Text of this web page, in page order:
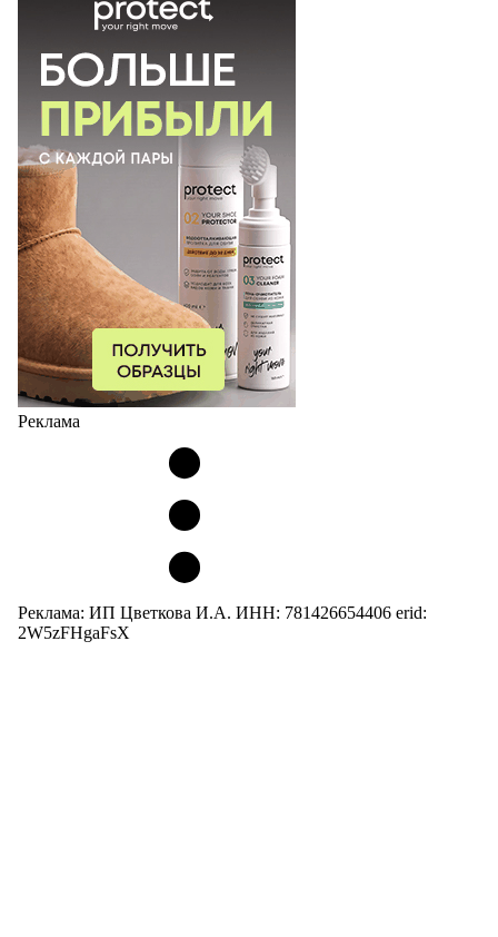
Реклама
Реклама: ИП Цветкова И.А. ИНН: 781426654406 erid:
2W5zFHgaFsX